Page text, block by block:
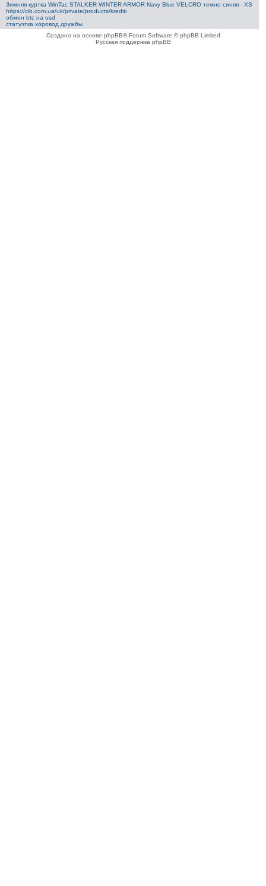
Зимняя куртка WinTac STALKER WINTER ARMOR Navy Blue VELCRO темно синяя - XS
https://cib.com.ua/uk/private/products/krediti
обмен btc на usd
статуэтка хоровод дружбы
Создано на основе phpBB® Forum Software © phpBB Limited
Русская поддержка phpBB